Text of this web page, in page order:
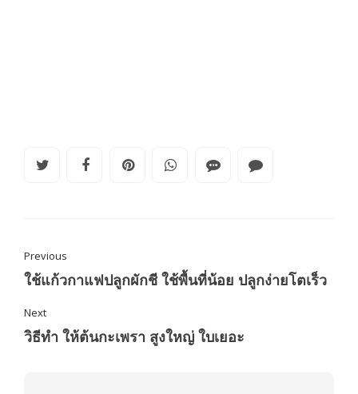
Previous
ใช้แก้วกาแฟปลูกผักชี ใช้พื้นที่น้อย ปลูกง่ายโตเร็ว
Next
วิธีทำ ให้ต้นกะเพรา สูงใหญ่ ใบเยอะ